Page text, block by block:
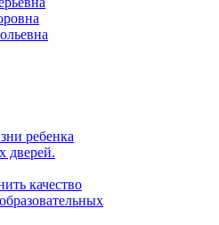
ребенка
дверей.
качество